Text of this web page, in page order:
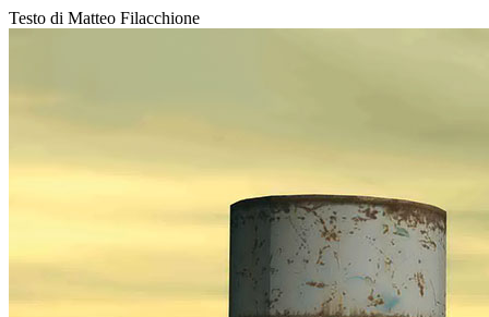
Testo di Matteo Filacchione